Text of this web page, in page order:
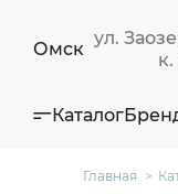
Омск
ул.
к.
Каталог
Главная